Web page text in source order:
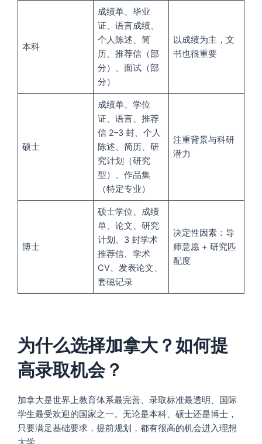
本科
成绩单、毕业
证、语言成绩、
个人陈述、简
历、推荐信（部
分）、面试（部
分）
以成绩为主，文
书也很重要
硕士
成绩单、学位
证、语言、推荐
信 2–3 封、个人
陈述、简历、研
究计划（研究
型）、作品集
（特定专业）
注重背景与科研
潜力
博士
硕士学位、成绩
单、论文、研究
计划、3 封学术
推荐信、学术
CV、发表论文、
套磁记录
决定性因素：导
师意愿 + 研究匹
配度
为什么选择加拿大？如何提
高录取机会？
加拿大是世界上教育体系最完善、录取标准最透明、国际
学生最受欢迎的国家之一。无论是本科、硕士还是博士，
只要满足基础要求，提前规划，都有很高的机会进入理想